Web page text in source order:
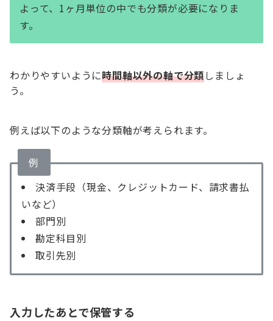
よって、1ヶ月単位の中でも分類が必要になりま
す。
わかりやすいように時間軸以外の軸で分類しましょ
う。
例えば以下のような分類軸が考えられます。
例
決済手段（現金、クレジットカード、請求書払
いなど）
部門別
勘定科目別
取引先別
入力したあとで保管する